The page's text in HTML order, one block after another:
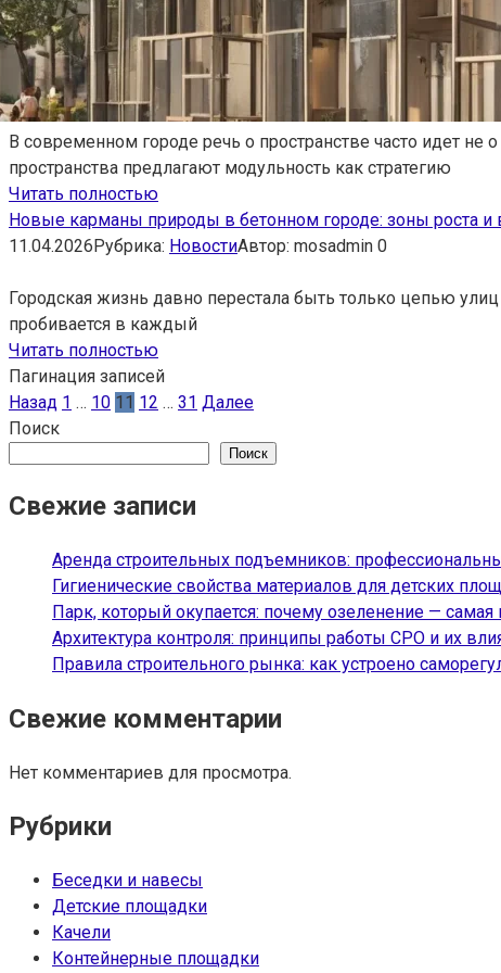
В современном городе речь о пространстве часто идет не
пространства предлагают модульность как стратегию
Читать полностью
Новые карманы природы в бетонном городе: зоны роста и
11.04.2026Рубрика: НовостиАвтор: mosadmin 0
Городская жизнь давно перестала быть только цепью
пробивается в каждый
Читать полностью
Пагинация записей
Назад 1 … 10 11 12 … 31 Далее
Поиск
Поиск
Свежие записи
Аренда строительных подъемников:
Гигиенические свойства материалов для детских
Парк, который окупается: почему озеленение —
Архитектура контроля: принципы работы СРО и их
Правила строительного рынка: как устроено
Свежие комментарии
Нет комментариев для просмотра.
Рубрики
Беседки и навесы
Детские площадки
Качели
Контейнерные площадки